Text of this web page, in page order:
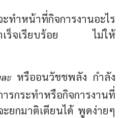
ทำหน้าที่กิจการงานอะไร
ำเร็จเรียบร้อย ไม่ให้
ะหรืออนวัชชพลัง กำลัง
รกระทำหรือกิจการงานที่
ยกมาติเตียนได้ พูดง่ายๆ